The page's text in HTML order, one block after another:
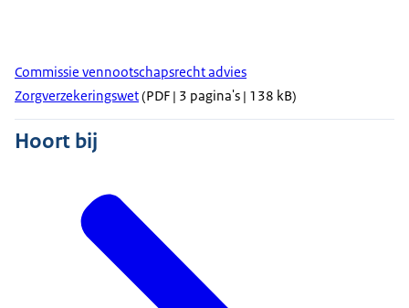
Commissie vennootschapsrecht advies
Zorgverzekeringswet(PDF | 3 pagina's | 138 kB)
Hoort bij